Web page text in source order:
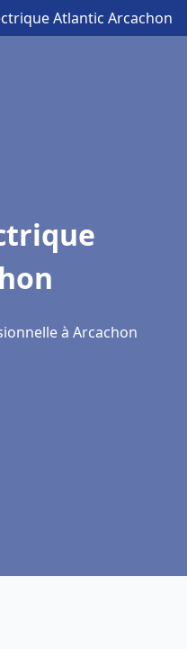
Atlantic Arcachon
à Arcachon